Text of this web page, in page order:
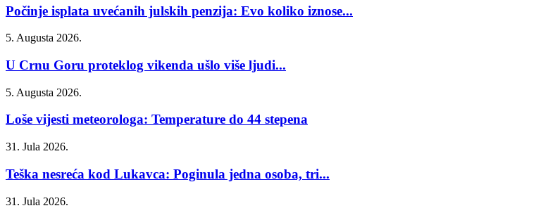
Počinje isplata uvećanih julskih penzija: Evo koliko iznose...
5. Augusta 2026.
U Crnu Goru proteklog vikenda ušlo više ljudi...
5. Augusta 2026.
Loše vijesti meteorologa: Temperature do 44 stepena
31. Jula 2026.
Teška nesreća kod Lukavca: Poginula jedna osoba, tri...
31. Jula 2026.